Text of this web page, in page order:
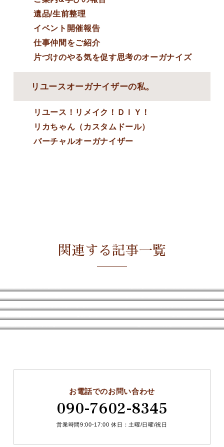
遺品/生前整理
イベント開催報告
仕事仲間をご紹介
片づけのやる気を促す思考のオーガナイズ
リユースオーガナイザーの私。
リユース！リメイク！ＤＩＹ！
リカちゃん（カスタムドール）
バーチャルオーガナイザー
関連する記事一覧
お電話でのお問い合わせ
090-7602-8345
営業時間9:00-17:00 休日：土曜/日曜/祝日